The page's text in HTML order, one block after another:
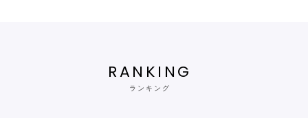
RANKING
ランキング